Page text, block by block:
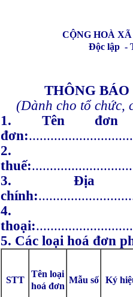
CỘNG HOÀ
Độc lập - Tự
THÔNG
(Dành cho tổ chức,
1. Tên
đơn:
2.
thuế:
3. Địa
chính:
4.
thoại:
5. Các loại hoá đơn
STT
Tên loại
hoá đơn
Mẫu số Ký